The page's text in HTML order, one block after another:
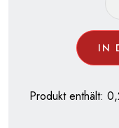
IN
Produkt enthält: